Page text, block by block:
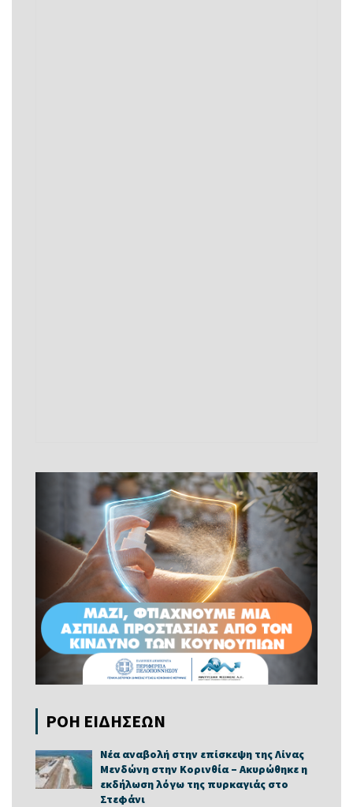
ΡΟΗ ΕΙΔΗΣΕΩΝ
Νέα αναβολή στην επίσκεψη της Λίνας
Μενδώνη στην Κορινθία – Ακυρώθηκε η
εκδήλωση λόγω της πυρκαγιάς στο
Στεφάνι